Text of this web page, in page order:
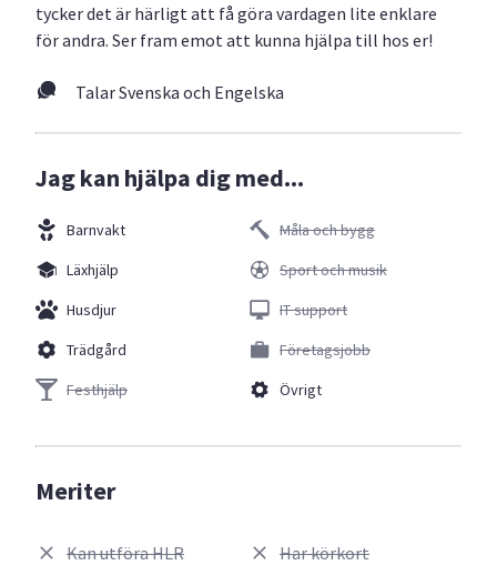
tycker det är härligt att få göra vardagen lite enklare
för andra. Ser fram emot att kunna hjälpa till hos er!
Talar Svenska och Engelska
Jag kan hjälpa dig med...
Barnvakt
Läxhjälp
Husdjur
Trädgård
Festhjälp
Måla och bygg
Sport och musik
IT support
Företagsjobb
Övrigt
Meriter
Kan utföra HLR Har körkort